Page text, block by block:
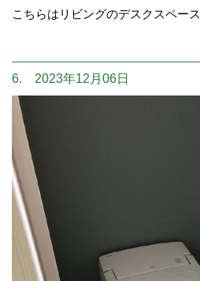
こちらはリビングのデスクスペース
6. 2023年12月06日